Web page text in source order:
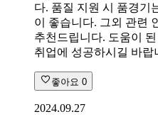
다. 품질 지원 시 품경기
이 좋습니다. 그외 관련
추천드립니다. 도움이
취업에 성공하시길 바랍
좋아요 0
2024.09.27